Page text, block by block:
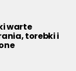
warte
torebki i